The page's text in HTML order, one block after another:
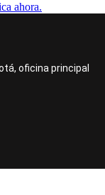
ahora.
oficina principal